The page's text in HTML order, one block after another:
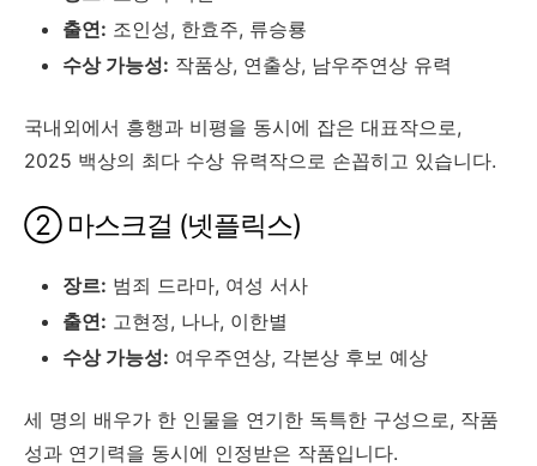
출연: 조인성, 한효주, 류승룡
수상 가능성: 작품상, 연출상, 남우주연상 유력
국내외에서 흥행과 비평을 동시에 잡은 대표작으로,
2025 백상의 최다 수상 유력작으로 손꼽히고 있습니다.
② 마스크걸 (넷플릭스)
장르: 범죄 드라마, 여성 서사
출연: 고현정, 나나, 이한별
수상 가능성: 여우주연상, 각본상 후보 예상
세 명의 배우가 한 인물을 연기한 독특한 구성으로, 작품
성과 연기력을 동시에 인정받은 작품입니다.